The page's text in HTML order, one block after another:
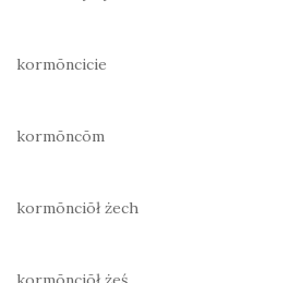
kormōncicie
kormōncōm
kormōnciōł żech